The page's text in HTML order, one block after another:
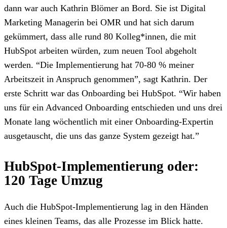
dann war auch Kathrin Blömer an Bord. Sie ist Digital
Marketing Managerin bei OMR und hat sich darum
gekümmert, dass alle rund 80 Kolleg*innen, die mit
HubSpot arbeiten würden, zum neuen Tool abgeholt
werden. “Die Implementierung hat 70-80 % meiner
Arbeitszeit in Anspruch genommen”, sagt Kathrin. Der
erste Schritt war das Onboarding bei HubSpot. “Wir haben
uns für ein Advanced Onboarding entschieden und uns drei
Monate lang wöchentlich mit einer Onboarding-Expertin
ausgetauscht, die uns das ganze System gezeigt hat.”
HubSpot-Implementierung oder:
120 Tage Umzug
Auch die HubSpot-Implementierung lag in den Händen
eines kleinen Teams, das alle Prozesse im Blick hatte.